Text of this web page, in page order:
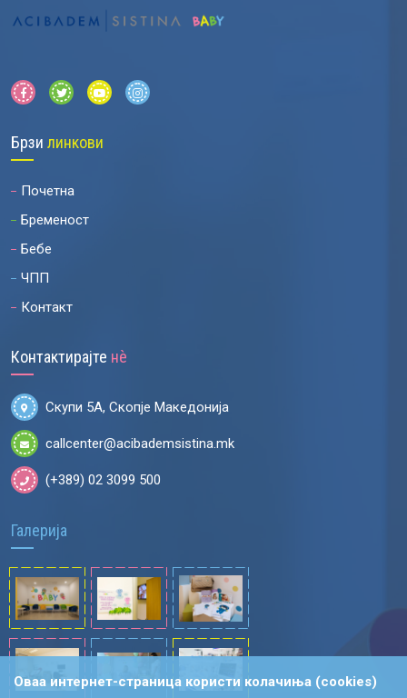
Брзи линкови
Почетна
Бременост
Бебе
ЧПП
Контакт
Контактирајте нѐ
Скупи 5А, Скопје Македонија
callcenter@acibademsistina.mk
(+389) 02 3099 500
Галерија
Оваа интернет-страница користи колачиња (cookies)